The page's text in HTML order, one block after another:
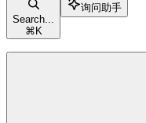
Search...
⌘ K
询问助手